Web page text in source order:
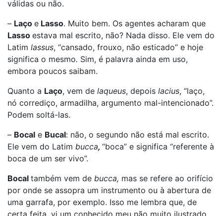
válidas ou não.
– Laço e Lasso. Muito bem. Os agentes acharam que
Lasso estava mal escrito, não? Nada disso. Ele vem do
Latim lassus, “cansado, frouxo, não esticado” e hoje
significa o mesmo. Sim, é palavra ainda em uso,
embora poucos saibam.
Quanto a Laço, vem de laqueus, depois lacius, “laço,
nó corrediço, armadilha, argumento mal-intencionado”.
Podem soltá-las.
– Bocal e Bucal: não, o segundo não está mal escrito.
Ele vem do Latim bucca, “boca” e significa “referente à
boca de um ser vivo”.
Bocal também vem de bucca, mas se refere ao orifício
por onde se assopra um instrumento ou à abertura de
uma garrafa, por exemplo. Isso me lembra que, de
certa feita, vi um conhecido meu não muito ilustrado